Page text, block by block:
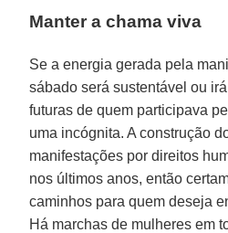
Manter a chama viva
Se a energia gerada pela
sábado será sustentável ou
futuras de quem participava
uma incógnita. A construção
manifestações por direitos
nos últimos anos, então
caminhos para quem deseja
Há marchas de mulheres em